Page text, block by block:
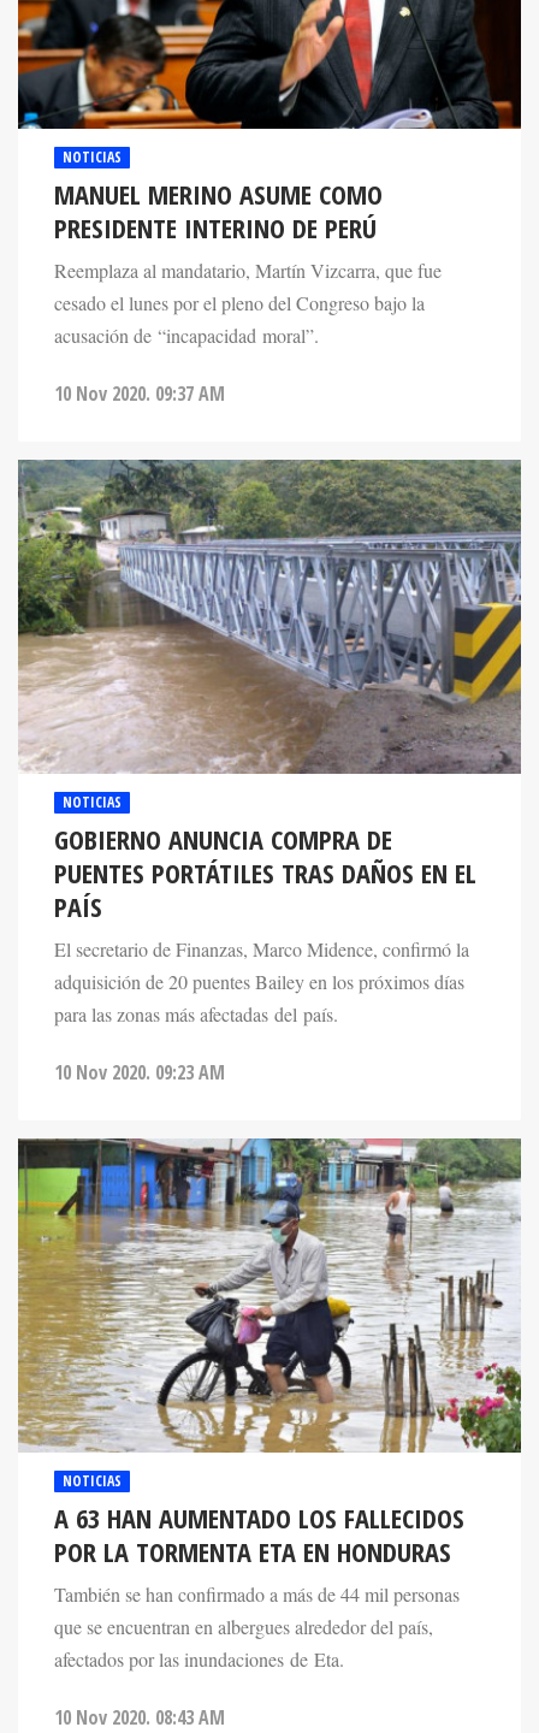
NOTICIAS
MANUEL MERINO ASUME COMO
PRESIDENTE INTERINO DE PERÚ
Reemplaza al mandatario, Martín Vizcarra, que fue
cesado el lunes por el pleno del Congreso bajo la
acusación de “incapacidad moral”.
10 Nov 2020. 09:37 AM
NOTICIAS
GOBIERNO ANUNCIA COMPRA DE
PUENTES PORTÁTILES TRAS DAÑOS EN EL
PAÍS
El secretario de Finanzas, Marco Midence, confirmó la
adquisición de 20 puentes Bailey en los próximos días
para las zonas más afectadas del país.
10 Nov 2020. 09:23 AM
NOTICIAS
A 63 HAN AUMENTADO LOS FALLECIDOS
POR LA TORMENTA ETA EN HONDURAS
También se han confirmado a más de 44 mil personas
que se encuentran en albergues alrededor del país,
afectados por las inundaciones de Eta.
10 Nov 2020. 08:43 AM